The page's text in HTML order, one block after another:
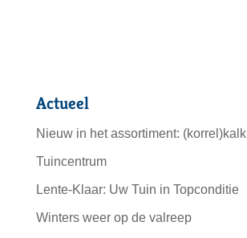
Actueel
Nieuw in het assortiment: (korrel)kalk
Tuincentrum
Lente-Klaar: Uw Tuin in Topconditie
Winters weer op de valreep